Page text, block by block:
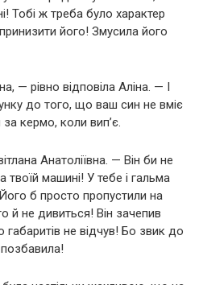
Тобі ж треба було характер
його! Змусила його
— рівно відповіла Аліна. — І
до того, що ваш син не вміє
кермо, коли вип’є.
Анатоліївна. — Він би не
машині! У тебе і гальма
б просто пропустили на
й не дивиться! Він зачепив
габаритів не відчув! Бо звик до